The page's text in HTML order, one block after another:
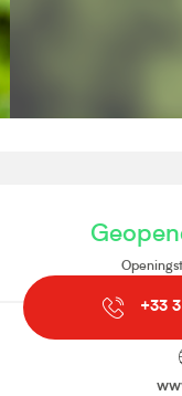
+33